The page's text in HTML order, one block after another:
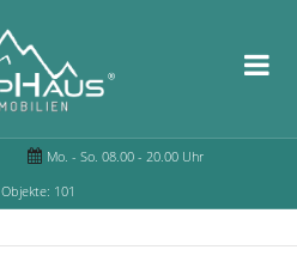
Mo. - So. 08.00 - 20.00 Uhr
Objekte: 101